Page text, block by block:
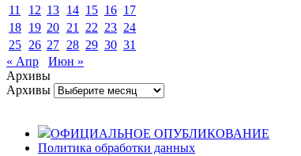
11
12 13 14 15 16 17
18 19 20 21 22 23 24
25 26 27 28 29 30 31
« Апр
Июн »
Архивы
Архивы
ОФИЦИАЛЬНОЕ ОПУБЛИКОВАНИЕ
Политика обработки данных